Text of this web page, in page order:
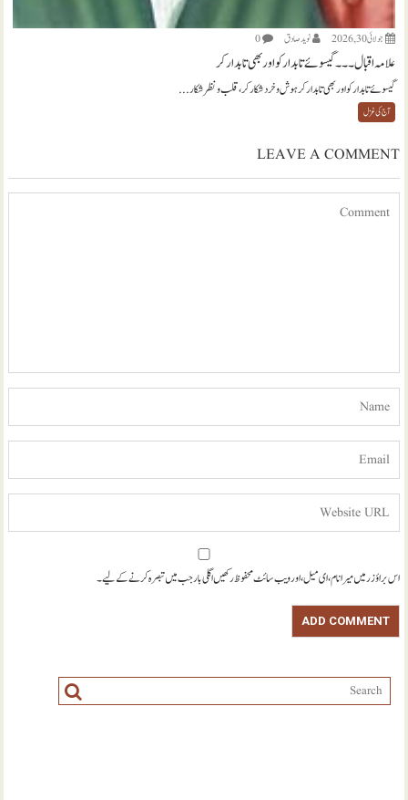
جولائی 30, 2026 نويد صادق 0
علامہ اقبال ۔۔۔ گیسوئے تابدار کو اور بھی تابدار کر
گیسوئے تابدار کو اور بھی تابدار کر ہوش و خرد شکار کر، قلب و نظر شکار...
آج کی غزل
LEAVE A COMMENT
اس براؤزر میں میرا نام، ای میل، اور ویب سائٹ محفوظ رکھیں اگلی بار جب میں تبصرہ کرنے کےلیے۔